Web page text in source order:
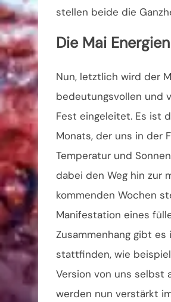
stellen beide die
Die Mai Energien
Nun, letztlich wird der
bedeutungsvollen und
Fest eingeleitet. Es ist
Monats, der uns in der
Temperatur und
dabei den Weg hin zur
kommenden Wochen
Manifestation eines
Zusammenhang gibt
stattfinden, wie
Version von uns selbst
werden nun verstärkt